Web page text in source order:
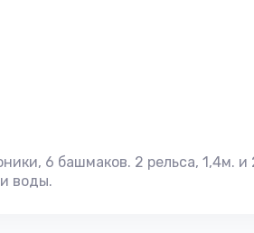
6 башмаков. 2 рельса, 1,4м.
воды.